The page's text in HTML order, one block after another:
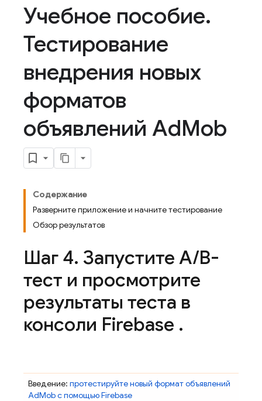
Учебное пособие.
Тестирование
внедрения новых
форматов
объявлений AdMob
Содержание
Разверните приложение и начните тестирование
Обзор результатов
Шаг 4. Запустите A/B-
тест и просмотрите
результаты теста в
консоли Firebase .
Введение: протестируйте новый формат объявлений
AdMobс помощью Firebase